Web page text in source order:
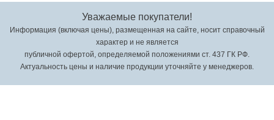
Уважаемые покупатели!
Информация (включая цены), размещенная на сайте, носит справочный
характер и не является
публичной офертой, определяемой положениями ст. 437 ГК РФ.
Актуальность цены и наличие продукции уточняйте у менеджеров.